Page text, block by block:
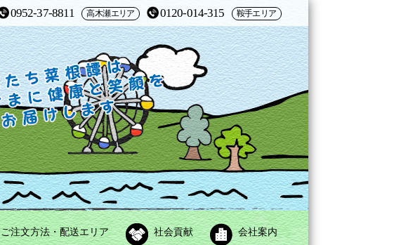
0952-37-8811 高木瀬エリア 0120-014-315 鞍手エリア
ご注文方法・配送エリア 社会貢献 会社案内